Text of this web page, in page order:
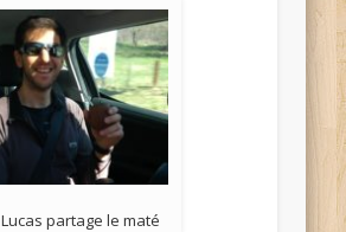
Lucas partage le maté